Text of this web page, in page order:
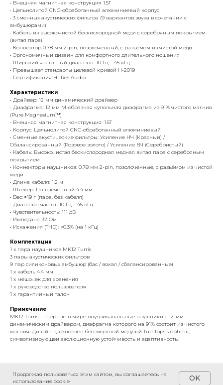
Продолжая пользоваться этим сайтом, вы соглашаетесь на
использование cookie
OK
• Внешняя магнитная конструкция 1.5T
• Цельнолитой CNC-обработанный алюминиевый корпус
• 3 сменных акустических фильтра (9 вариантов звука в сочетании с
амбушюрами)
• Кабель из высокочистой бескислородной меди с серебряным покрытием
(витая пара)
• Коннектор 0.78 мм 2-pin, позолоченный, с разъёмом из чистой меди
• Эргономичный дизайн для комфортного длительного ношения
• Широкий частотный диапазон: 10 Гц – 45 кГц
• Превышает стандарты целевой кривой H-2019
• Сертификация Hi-Res Audio
Характеристики
• Драйвер: 12 мм динамический драйвер
• Диафрагма: 12 мм M-образная купольная диафрагма из 91% чистого магния
(Pure Magnesium™)
• Внешняя магнитная конструкция: 1.5T
• Корпус: Цельнолитой CNC-обработанный алюминиевый
• Сменные акустические фильтры: Усиление НЧ (Красный) /
Сбалансированный (Розовое золото) / Усиление ВЧ (Серебристый)
• Кабель: Высокочистая бескислородная медная витая пара с серебряным
покрытием
• Коннекторы наушников: 0.78 мм 2-pin, позолоченные, с разъёмом из чистой
меди
• Длина кабеля: 1.2 м
• Штекер: Позолоченный 4.4 мм
• Вес: ≈19 г (пара, без кабеля)
• Диапазон частот: 10 Гц – 45 кГц
• Чувствительность: 111 дБ
• Импеданс: 32 Ом
• Искажения (THD): <0.3% (на 1 кГц)
Комплектация
1 x пара наушников MK12 Turris
3 пары акустических фильтров
9 пар силиконовых амбушюр (бас / вокал / сбалансированные)
1 x кабель 4.4 мм
1 x мешочек для хранения
1 x руководство пользователя
1 x гарантийный талон
Примечание
MK12 Turris — первые в мире внутриканальные наушники с 12-мм
динамическим драйвером, диафрагма которого на 91% состоит из чистого
магния. Дизайн вдохновлён бессмертной медузой Turritopsis dohrnii,
символизирующей эволюционную устойчивость и адаптивность.